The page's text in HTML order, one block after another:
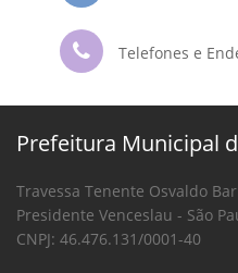
Telefones e
Prefeitura Municipal
Travessa Tenente Osvaldo
Presidente Venceslau - São
CNPJ: 46.476.131/0001-40